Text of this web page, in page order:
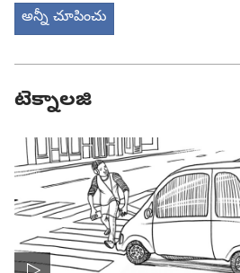
అన్నీ చూపించు
టెక్నాలజి